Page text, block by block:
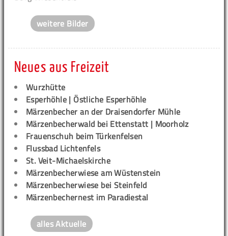
weitere Bilder
Neues aus Freizeit
Wurzhütte
Esperhöhle | Östliche Esperhöhle
Märzenbecher an der Draisendorfer Mühle
Märzenbecherwald bei Ettenstatt | Moorholz
Frauenschuh beim Türkenfelsen
Flussbad Lichtenfels
St. Veit-Michaelskirche
Märzenbecherwiese am Wüstenstein
Märzenbecherwiese bei Steinfeld
Märzenbechernest im Paradiestal
alles Aktuelle